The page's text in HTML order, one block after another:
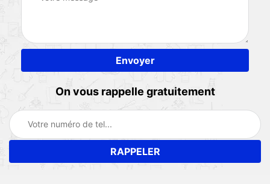
On vous rappelle gratuitement